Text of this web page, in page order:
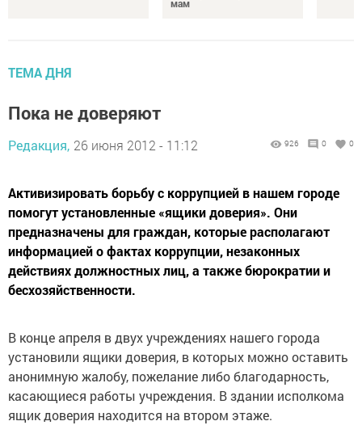
мам
ТЕМА ДНЯ
Пока не доверяют
Редакция, 26 июня 2012 - 11:12 926 0 0
Активизировать борьбу с коррупцией в нашем городе
помогут установленные «ящики доверия». Они
предназначены для граждан, которые располагают
информацией о фактах коррупции, незаконных
действиях должностных лиц, а также бюрократии и
бесхозяйственности.
В конце апреля в двух учреж­дениях нашего города
устано­вили ящики доверия, в кото­рых можно оставить
аноним­ную жалобу, пожелание либо благодарность,
касающиеся работы учреждения. В здании исполкома
ящик доверия нахо­дится на втором этаже.